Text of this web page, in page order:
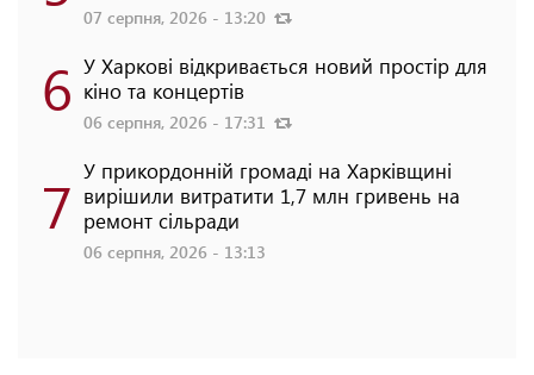
07 серпня, 2026 - 13:20
6 У Харкові відкривається новий простір для
кіно та концертів
06 серпня, 2026 - 17:31
7 У прикордонній громаді на Харківщині
вирішили витратити 1,7 млн гривень на
ремонт сільради
06 серпня, 2026 - 13:13